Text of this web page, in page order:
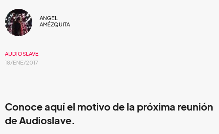
ANGEL
AMÉZQUITA
AUDIOSLAVE
18/ENE/2017
Conoce aquí el motivo de la próxima reunión
deAudioslave.